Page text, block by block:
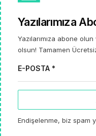
Yazılarımıza
Yazılarımıza abone
olsun! Tamamen
E-POSTA *
Endişelenme, biz spam